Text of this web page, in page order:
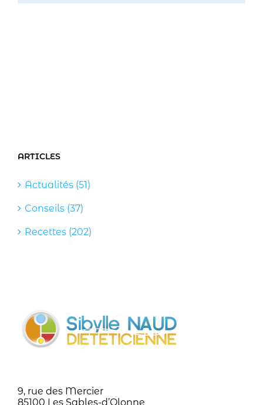
ARTICLES
Actualités (51)
Conseils (37)
Recettes (202)
9, rue des Mercier
85100 Les Sables-d’Olonne